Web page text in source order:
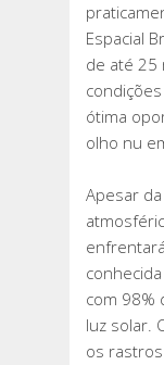
Espacial
de até 25
ótima
olho nu
Apesar
com 98%
luz solar.
os